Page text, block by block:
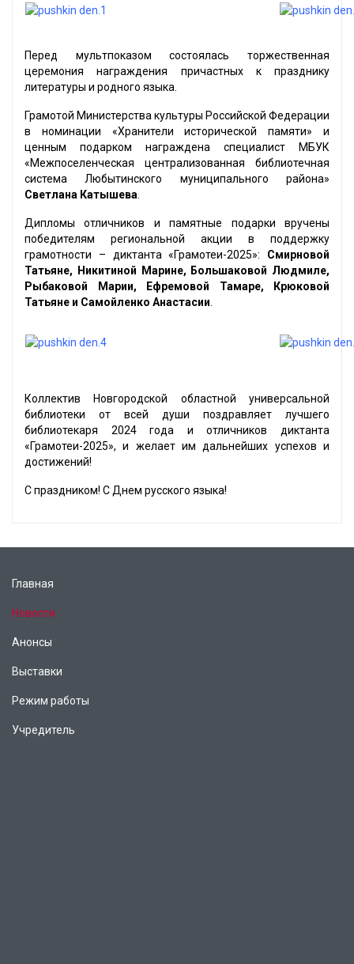
Перед мультпоказом состоялась торжественная
церемония награждения причастных к празднику
литературы и родного языка.
Грамотой Министерства культуры Российской Федерации
в номинации «Хранители исторической памяти» и
ценным подарком награждена специалист МБУК
«Межпоселенческая централизованная библиотечная
система Любытинского муниципального района»
Светлана Катышева.
Дипломы отличников и памятные подарки вручены
победителям региональной акции в поддержку
грамотности – диктанта «Грамотеи-2025»: Смирновой
Татьяне, Никитиной Марине, Большаковой Людмиле,
Рыбаковой Марии, Ефремовой Тамаре, Крюковой
Татьяне и Самойленко Анастасии.
Коллектив Новгородской областной универсальной
библиотеки от всей души поздравляет лучшего
библиотекаря 2024 года и отличников диктанта
«Грамотеи-2025», и желает им дальнейших успехов и
достижений!
С праздником! С Днем русского языка!
Главная
Новости
Анонсы
Выставки
Режим работы
Учредитель